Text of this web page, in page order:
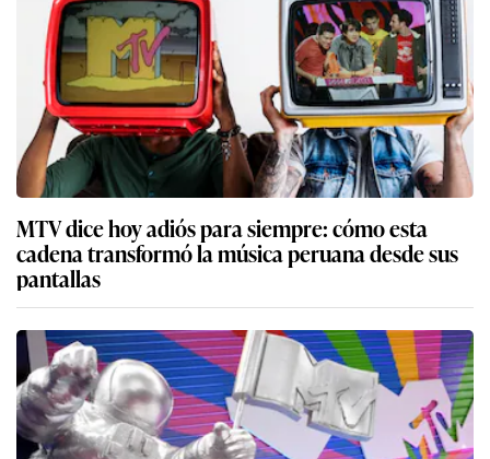
MTV dice hoy adiós para siempre: cómo esta
cadena transformó la música peruana desde sus
pantallas